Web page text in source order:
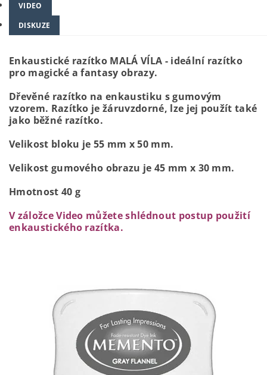
VIDEO
DISKUZE
Enkaustické razítko MALÁ VÍLA - ideální razítko
pro magické a fantasy obrazy.
Dřevěné razítko na enkaustiku s gumovým
vzorem. Razítko je žáruvzdorné, lze jej použít také
jako běžné razítko.
Velikost bloku je 55 mm x 50 mm.
Velikost gumového obrazu je 45 mm x 30 mm.
Hmotnost 40 g
V záložce Video můžete shlédnout postup použití
enkaustického razítka.